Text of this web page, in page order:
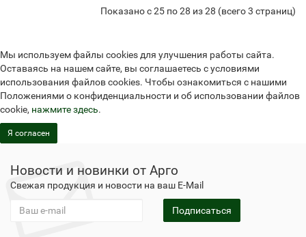
Показано с 25 по 28 из 28 (всего 3 страниц)
Мы используем файлы cookies для улучшения работы сайта.
Оставаясь на нашем сайте, вы соглашаетесь с условиями
использования файлов cookies. Чтобы ознакомиться с нашими
Положениями о конфиденциальности и об использовании файлов
cookie, нажмите здесь.
Я согласен
Новости и новинки от Арго
Свежая продукция и новости на ваш E-Mail
Подписаться